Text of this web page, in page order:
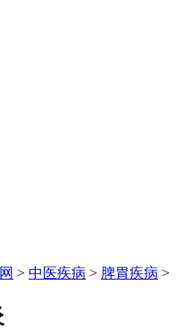
> 中医疾病 > 脾胃疾病 >